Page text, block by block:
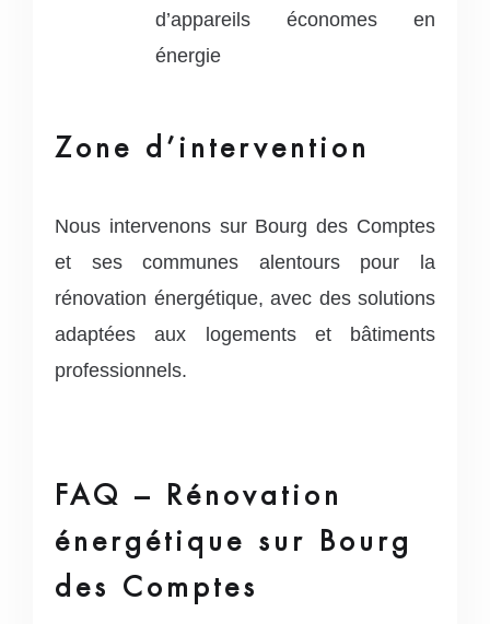
d’appareils économes en
énergie
Zone d’intervention
Nous intervenons sur Bourg des Comptes
et ses communes alentours pour la
rénovation énergétique, avec des solutions
adaptées aux logements et bâtiments
professionnels.
FAQ – Rénovation
énergétique sur Bourg
des Comptes